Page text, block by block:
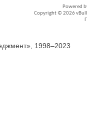
Powered
Copyright © 2026
1998–2023